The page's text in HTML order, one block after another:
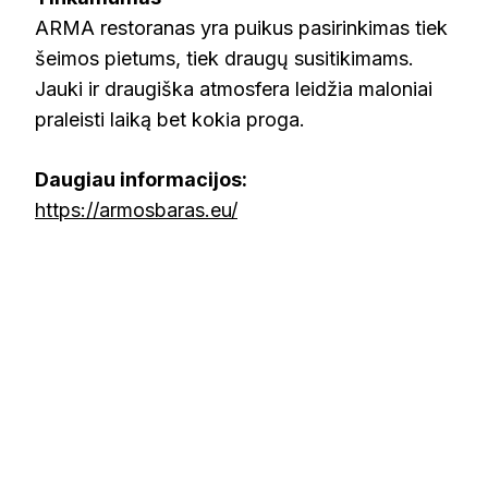
ARMA restoranas yra puikus pasirinkimas tiek
šeimos pietums, tiek draugų susitikimams.
Jauki ir draugiška atmosfera leidžia maloniai
praleisti laiką bet kokia proga.
Daugiau informacijos:
https://armosbaras.eu/